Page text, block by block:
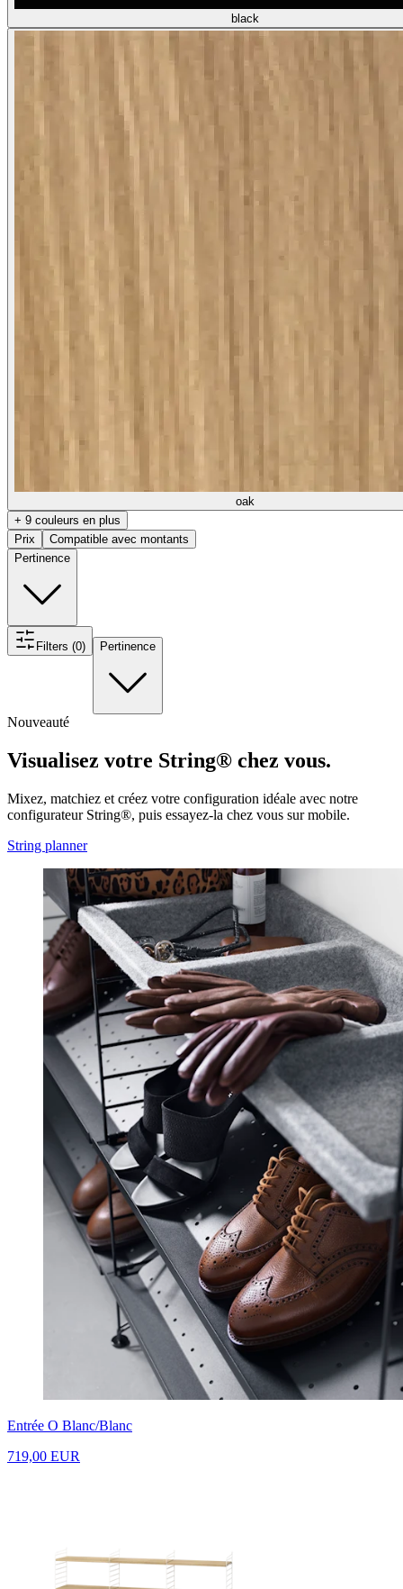
black
oak
+ 9 couleurs en plus
Prix
Compatible avec montants
Pertinence
Filters (0) Pertinence
Nouveauté
Visualisez votre String® chez vous.
Mixez, matchiez et créez votre configuration idéale avec notre
configurateur String®, puis essayez-la chez vous sur mobile.
String planner
Entrée O Blanc/Blanc
719,00 EUR